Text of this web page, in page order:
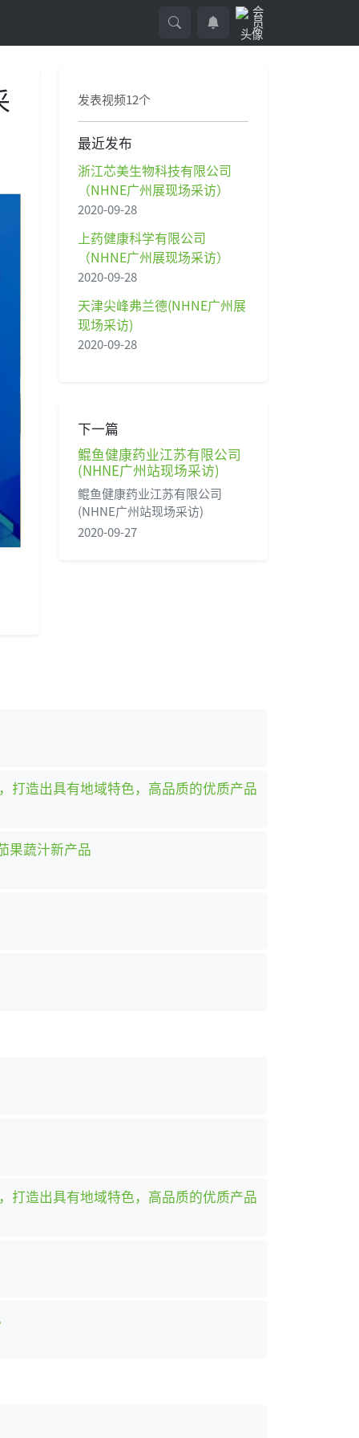
发表视频12个
最近发布
浙江芯美生物科技有限公司
（NHNE广州展现场采访）
2020-09-28
上药健康科学有限公司
（NHNE广州展现场采访）
2020-09-28
天津尖峰弗兰德(NHNE广州展
现场采访)
2020-09-28
下一篇
鲲鱼健康药业江苏有限公司
(NHNE广州站现场采访)
鲲鱼健康药业江苏有限公司
(NHNE广州站现场采访)
2020-09-27
打造出具有地域特色，高品质的优质产品
果蔬汁新产品
打造出具有地域特色，高品质的优质产品